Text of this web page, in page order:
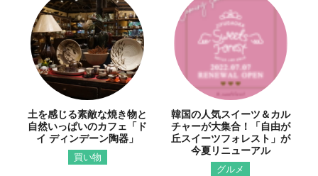
土を感じる素敵な焼き物と
自然いっぱいのカフェ「ド
イ ディンデーン陶器」
買い物
韓国の人気スイーツ＆カル
チャーが大集合！「自由が
丘スイーツフォレスト」が
今夏リニューアル
グルメ